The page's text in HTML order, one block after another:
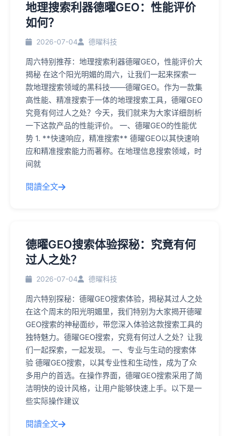
地理搜索利器德曜GEO：性能评价
如何？
2026-07-04 德曜科技
周六特别推荐：地理搜索利器德曜GEO，性能评价大
揭秘 在这个阳光明媚的周六，让我们一起来探索一
款地理搜索领域的黑科技——德曜GEO。作为一款集
高性能、精准搜索于一体的地理搜索工具，德曜GEO
究竟有何过人之处？今天，我们就来为大家详细剖析
一下这款产品的性能评价。 一、德曜GEO的性能优
势 1. **快速响应，精准搜索** 德曜GEO以其快速响
应和精准搜索能力而著称。在地理信息搜索领域，时
间就
閱讀全文
德曜GEO搜索体验探秘：究竟有何
过人之处？
2026-07-04 德曜科技
周六特别探秘：德曜GEO搜索体验，揭秘其过人之处
在这个周末的阳光明媚里，我们特别为大家揭开德曜
GEO搜索的神秘面纱，带您深入体验这款搜索工具的
独特魅力。德曜GEO搜索，究竟有何过人之处？让我
们一起探索，一起发现。 一、专业与生动的搜索体
验 德曜GEO搜索，以其专业性和生动性，成为了众
多用户的首选。在操作界面，德曜GEO搜索采用了简
洁明快的设计风格，让用户能够快速上手。以下是一
些实际操作建议
閱讀全文